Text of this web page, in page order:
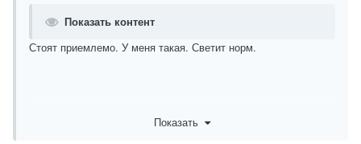
Показать контент
Стоят приемлемо. У меня такая. Светит норм.
Показать